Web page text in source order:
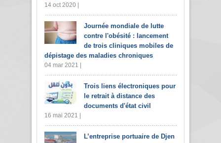
14 oct 2020 |
Journée mondiale de lutte
contre l'obésité : lancement
de trois cliniques mobiles de
dépistage des maladies chroniques
04 mar 2021 |
Trois liens électroniques pour
le retrait à distance des
documents d'état civil
16 mai 2021 |
L’entreprise portuaire de Djen